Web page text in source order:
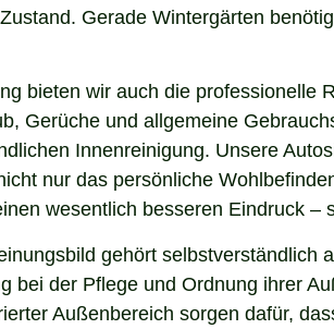
Gerade Wintergärten
bieten wir auch die
Gerüche und allgemeine
Innenreinigung. Unsere
nur das persönliche
wesentlich besseren Eindruck –
gehört
bei der Pflege und Ordnung ihrer
Außenbereich sorgen dafür,